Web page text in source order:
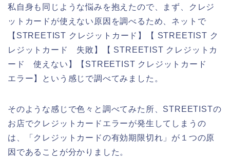
私自身も同じような悩みを抱えたので、まず、クレジ
ットカードが使えない原因を調べるため、ネットで
【STREETIST クレジットカード】【 STREETIST ク
レジットカード 失敗】【 STREETIST クレジットカ
ード 使えない】【STREETIST クレジットカード
エラー】という感じで調べてみました。
そのような感じで色々と調べてみた所、STREETISTの
お店でクレジットカードエラーが発生してしまうの
は、「クレジットカードの有効期限切れ」が１つの原
因であることが分かりました。